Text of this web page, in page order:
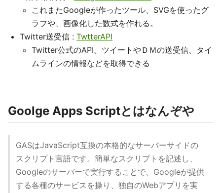
これまたGoogleが作ったツール、SVGを使ったグ
ラフや、画像化した数式を作れる。
Twitter送受信 : TwtterAPI
Twitter公式のAPI。ツイートやＤＭの送受信、タイ
ムラインの情報などを取得できる
Goolge Apps Scriptとはなんぞや
GASはJavaScript互換の本格的なサーバーサイドの
スクリプト言語です。簡単なスクリプトを記述し、
Googleのサーバーで実行することで、Googleが提供
する各種のサービスを操り、独自のWebアプリを実